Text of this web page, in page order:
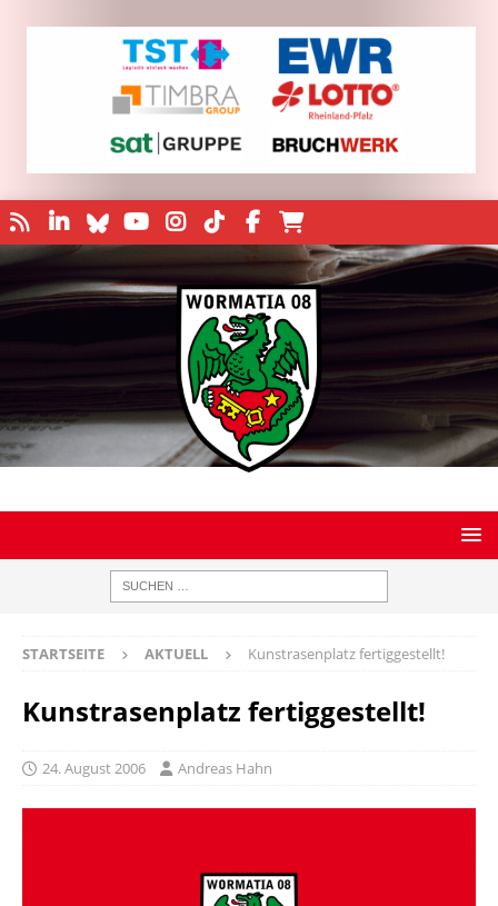
STARTSEITE AKTUELL Kunstrasenplatz fertiggestellt!
Kunstrasenplatz fertiggestellt!
24. August 2006 Andreas Hahn